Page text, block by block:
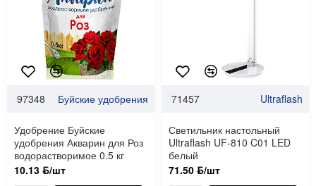
97348 Буйские удобрения
Удобрение Буйские
удобрения Акварин для Роз
водорастворимое 0.5 кг
10.13 ƃ/шт
71457 Ultraflash
Светильник настольный
Ultraflash UF-810 C01 LED
белый
71.50 ƃ/шт